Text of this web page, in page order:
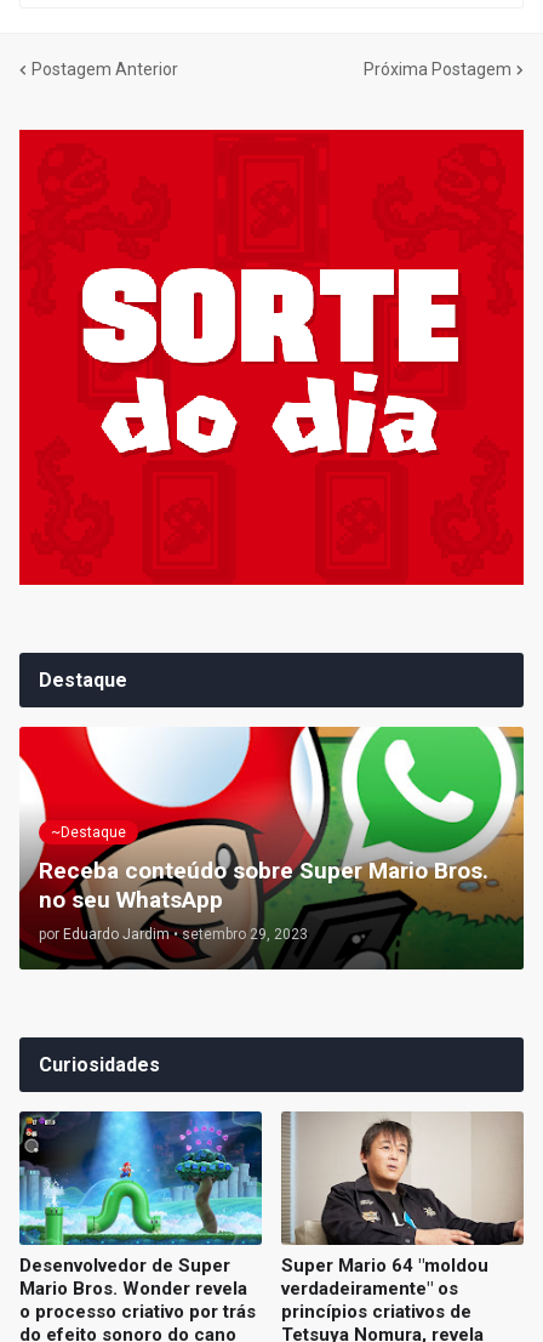
Postagem Anterior Próxima Postagem
Destaque
~Destaque
Receba conteúdo sobre Super Mario Bros.
no seu WhatsApp
por Eduardo Jardim • setembro 29, 2023
Curiosidades
Desenvolvedor de Super
Mario Bros. Wonder revela
o processo criativo por trás
do efeito sonoro do cano
Super Mario 64 "moldou
verdadeiramente" os
princípios criativos de
Tetsuya Nomura, revela